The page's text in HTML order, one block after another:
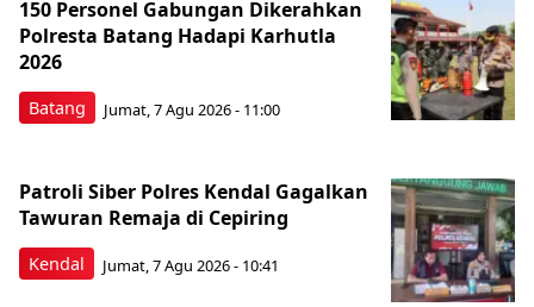
Batang
150 Personel Gabungan Dikerahkan
Polresta Batang Hadapi Karhutla
2026
Jumat, 7 Agu 2026 - 11:00
Kendal
Patroli Siber Polres Kendal Gagalkan
Tawuran Remaja di Cepiring
Jumat, 7 Agu 2026 - 10:41